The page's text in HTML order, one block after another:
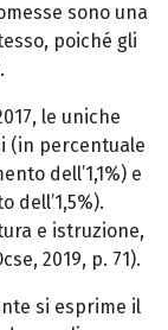
sono una
poiché gli
le uniche
(in percentuale
dell’1,1%) e
dell’1,5%).
e istruzione,
2019, p. 71).
si esprime il